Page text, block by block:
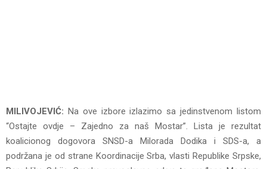
MILIVOJEVIĆ: Na ove izbore izlazimo sa jedinstvenom listom
“Ostajte ovdje – Zajedno za naš Mostar”. Lista je rezultat
koalicionog dogovora SNSD-a Milorada Dodika i SDS-a, a
podržana je od strane Koordinacije Srba, vlasti Republike Srpske,